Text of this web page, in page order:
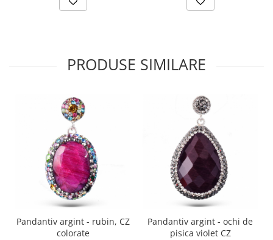
PRODUSE SIMILARE
Pandantiv argint - rubin, CZ
colorate
Pandantiv argint - ochi de
pisica violet CZ